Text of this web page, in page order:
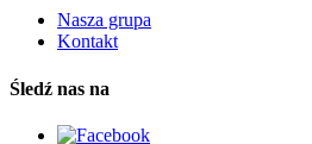
Nasza grupa
Kontakt
Śledź nas na